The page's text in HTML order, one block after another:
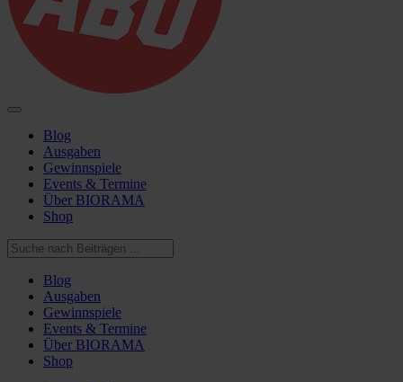
Blog
Ausgaben
Gewinnspiele
Events & Termine
Über BIORAMA
Shop
Blog
Ausgaben
Gewinnspiele
Events & Termine
Über BIORAMA
Shop